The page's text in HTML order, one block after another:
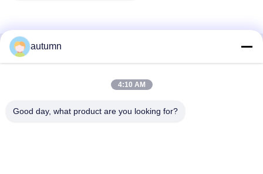
Snel contact
1st Verdieping, No.40, No.69, de Middenstraat van
autumn
4:10 AM
Good day, what product are you looking for?